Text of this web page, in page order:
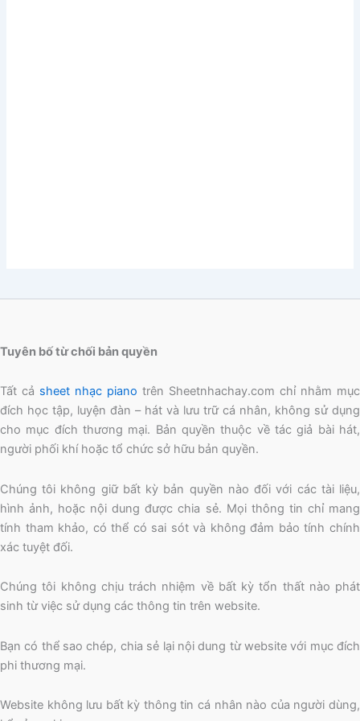
Tuyên bố từ chối bản quyền
Tất cả sheet nhạc piano trên Sheetnhachay.com chỉ nhằm mục
đích học tập, luyện đàn – hát và lưu trữ cá nhân, không sử dụng
cho mục đích thương mại. Bản quyền thuộc về tác giả bài hát,
người phối khí hoặc tổ chức sở hữu bản quyền.
Chúng tôi không giữ bất kỳ bản quyền nào đối với các tài liệu,
hình ảnh, hoặc nội dung được chia sẻ. Mọi thông tin chỉ mang
tính tham khảo, có thể có sai sót và không đảm bảo tính chính
xác tuyệt đối.
Chúng tôi không chịu trách nhiệm về bất kỳ tổn thất nào phát
sinh từ việc sử dụng các thông tin trên website.
Bạn có thể sao chép, chia sẻ lại nội dung từ website với mục đích
phi thương mại.
Website không lưu bất kỳ thông tin cá nhân nào của người dùng,